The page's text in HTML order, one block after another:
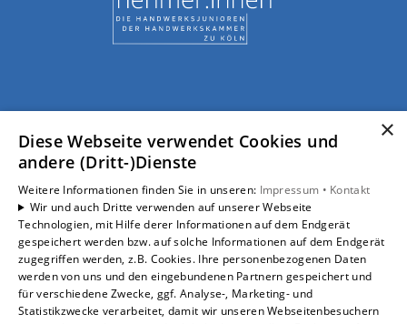
×
Diese Webseite verwendet Cookies und
andere (Dritt-)Dienste
Weitere Informationen finden Sie in unseren: Impressum • Kontakt
Wir und auch Dritte verwenden auf unserer Webseite
Technologien, mit Hilfe derer Informationen auf dem Endgerät
gespeichert werden bzw. auf solche Informationen auf dem Endgerät
zugegriffen werden, z.B. Cookies. Ihre personenbezogenen Daten
werden von uns und den eingebundenen Partnern gespeichert und
für verschiedene Zwecke, ggf. Analyse-, Marketing- und
Statistikzwecke verarbeitet, damit wir unseren Webseitenbesuchern